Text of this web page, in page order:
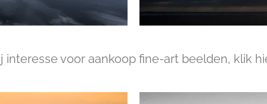
interesse voor aankoop fine-art beelden, klik